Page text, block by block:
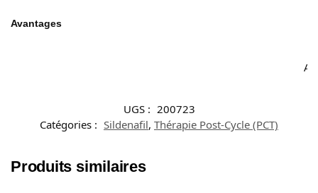
Avantages
UGS : 200723
Catégories : Sildenafil, Thérapie Post-Cycle (PCT)
Produits similaires